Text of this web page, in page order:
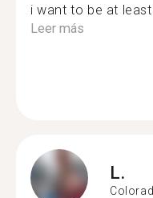
i want to be at
Leer más
L.